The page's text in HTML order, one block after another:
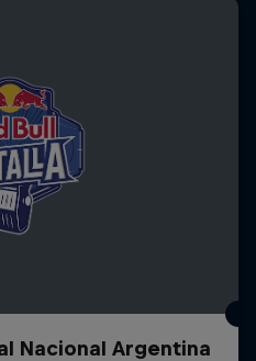
Nacional Argentina